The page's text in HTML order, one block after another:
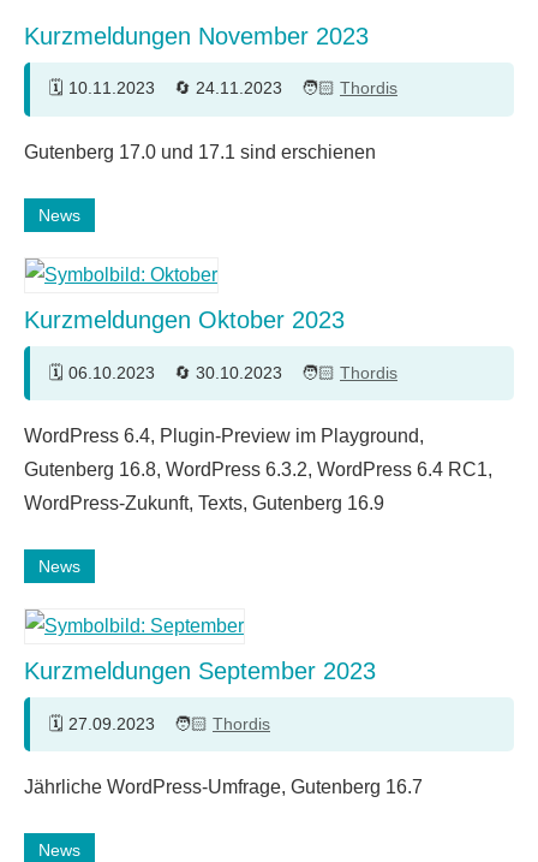
Kurzmeldungen November 2023
10.11.2023 24.11.2023 Thordis
Gutenberg 17.0 und 17.1 sind erschienen
News
Kurzmeldungen Oktober 2023
06.10.2023 30.10.2023 Thordis
WordPress 6.4, Plugin-Preview im Playground,
Gutenberg 16.8, WordPress 6.3.2, WordPress 6.4 RC1,
WordPress-Zukunft, Texts, Gutenberg 16.9
News
Kurzmeldungen September 2023
27.09.2023 Thordis
Jährliche WordPress-Umfrage, Gutenberg 16.7
News